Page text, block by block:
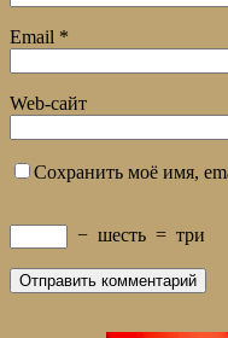
Email *
Web-сайт
Сохранить моё имя,
− шесть = три